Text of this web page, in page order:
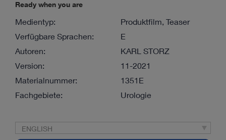
Ready when you are
Medientyp:
Produktfilm, Teaser
Verfügbare Sprachen:
E
Autoren:
KARL STORZ
Version:
11-2021
Materialnummer:
1351E
Fachgebiete:
Urologie
ENGLISH